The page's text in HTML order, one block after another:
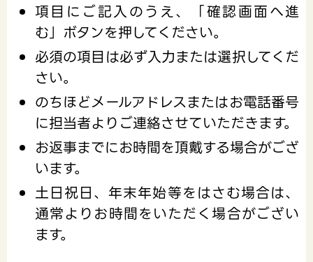
項目にご記入のうえ、「確認画面へ進
む」ボタンを押してください。
必須の項目は必ず入力または選択してくだ
さい。
のちほどメールアドレスまたはお電話番号
に担当者よりご連絡させていただきます。
お返事までにお時間を頂戴する場合がござ
います。
土日祝日、年末年始等をはさむ場合は、
通常よりお時間をいただく場合がござい
ます。